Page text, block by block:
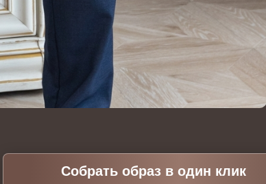
Собрать образ в один клик